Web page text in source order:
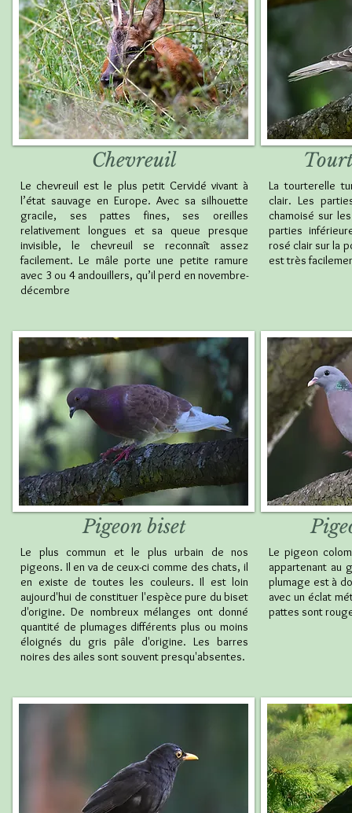
Chevreuil
Le chevreuil est le plus petit Cervidé vivant à
l’état sauvage en Europe. Avec sa silhouette
gracile, ses pattes fines, ses oreilles
relativement longues et sa queue presque
invisible, le chevreuil se reconnaît assez
facilement. Le mâle porte une petite ramure
avec 3 ou 4 andouillers, qu’il perd en novembre-
décembre
Pigeon biset
Le plus commun et le plus urbain de nos
pigeons. Il en va de ceux-ci comme des chats, il
en existe de toutes les couleurs. Il est loin
aujourd'hui de constituer l'espèce pure du biset
d'origine. De nombreux mélanges ont donné
quantité de plumages différents plus ou moins
éloignés du gris pâle d'origine. Les barres
noires des ailes sont souvent presqu'absentes.
La tourterelle
clair. Les
chamoisé sur
parties
rosé clair sur la
est très
Le pigeon
appartenant au
plumage est à
avec un éclat
pattes sont